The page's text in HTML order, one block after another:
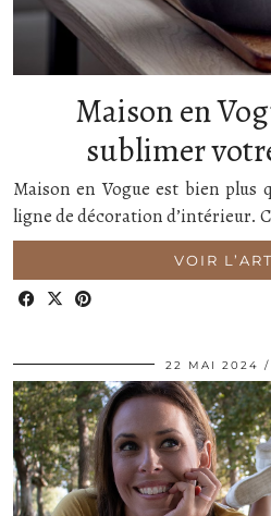
Maison en
sublimer
Maison en Vogue est bien plus
ligne de décoration d’intérieur.
VOIR
22 MAI 2024